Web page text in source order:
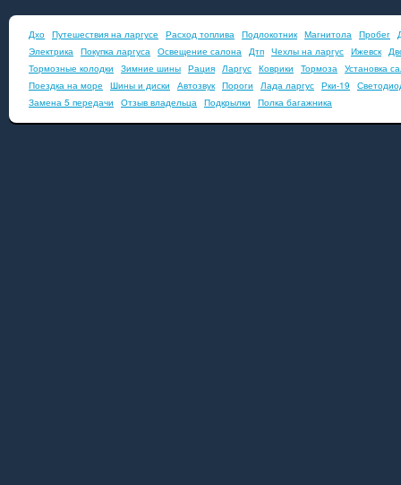
Дхо Путешествия на ларгусе Расход топлива Подлокотник Магнитола Пробег
Электрика Покупка ларгуса Освещение салона Дтп Чехлы на ларгус Ижевск
Тормозные колодки
Зимние шины Рация Ларгус Коврики Тормоза Установка
Поездка на море
Шины и диски Автозвук Пороги Лада ларгус Рки-19
Замена 5 передачи
Отзыв владельца Подкрылки Полка багажника